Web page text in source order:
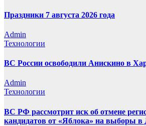
Праздники 7 августа 2026 года
Admin
Технологии
ВС России освободили Анискино в
Admin
Технологии
ВС РФ рассмотрит иск об отмене
кандидатов от «Яблока» на выборы в